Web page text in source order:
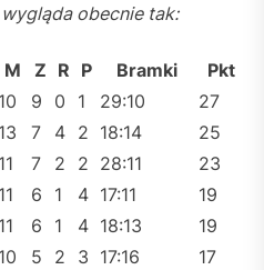
obecnie tak:
M Z R P Bramki
Pkt
10 9 0 1 29:10
27
13 7 4 2 18:14
25
11 7 2 2 28:11
23
11 6 1 4 17:11
19
11 6 1 4 18:13
19
10 5 2 3 17:16 17